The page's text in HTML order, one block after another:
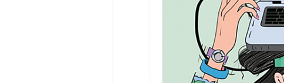
Google マップ
Google ニュース